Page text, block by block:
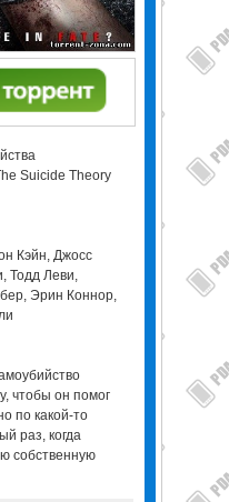
Suicide Theory
Кэйн, Джосс
Тодд Леви,
Эрин Коннор,
чтобы он помог
по какой-то
раз, когда
собственную